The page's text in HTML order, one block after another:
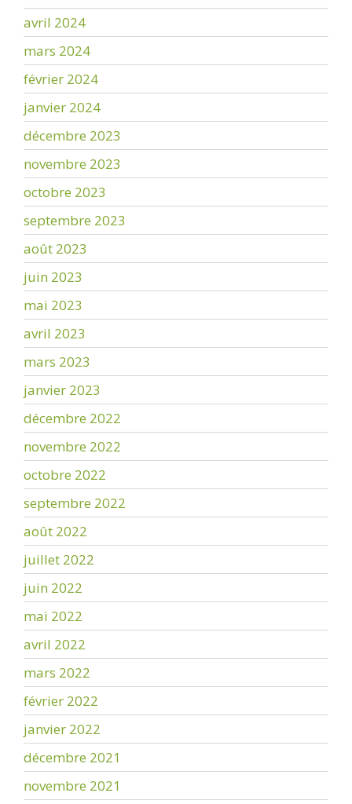
avril 2024
mars 2024
février 2024
janvier 2024
décembre 2023
novembre 2023
octobre 2023
septembre 2023
août 2023
juin 2023
mai 2023
avril 2023
mars 2023
janvier 2023
décembre 2022
novembre 2022
octobre 2022
septembre 2022
août 2022
juillet 2022
juin 2022
mai 2022
avril 2022
mars 2022
février 2022
janvier 2022
décembre 2021
novembre 2021